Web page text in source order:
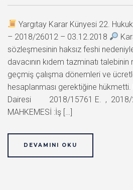
Yargıtay Karar Künyesi 22.
– 2018/26012 – 03.12.2018
sözleşmesinin haksız feshi
davacının kıdem tazminatı
geçmiş çalışma dönemleri ve
hesaplanması gerektiğine
Dairesi 2018/15761 E. , 2018/
MAHKEMESİ :İş […]
DEVAMINI OKU